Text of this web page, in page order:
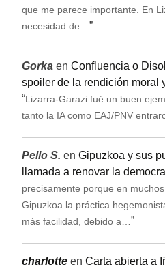
que me parece importante. En
necesidad de…”
Gorka en Confluencia o
spoiler de la rendición moral
“Lizarra-Garazi fué un buen
tanto la IA como EAJ/PNV
Pello S. en Gipuzkoa y sus
llamada a renovar la
precisamente porque en
Gipuzkoa la práctica
más facilidad, debido a… ”
charlotte en Carta abierta a